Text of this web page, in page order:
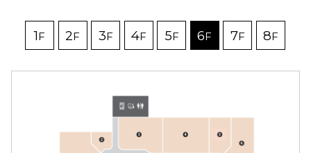
1F 2F 3F 4F 5F 6F 7F 8F